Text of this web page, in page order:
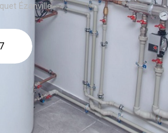
Ézanville